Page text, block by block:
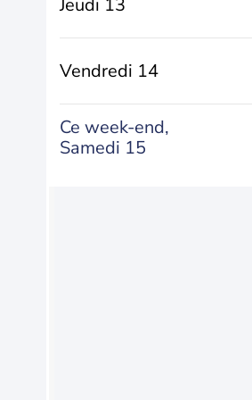
Jeudi 13
Vendredi 14
Ce week-end,
Samedi 15